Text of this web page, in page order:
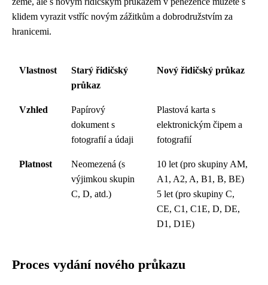
klidem vyrazit vstříc novým zážitkům a dobrodružstvím za
hranicemi.
Vlastnost
Starý řidičský
průkaz
Nový řidičský průkaz
Vzhled
Papírový
dokument s
fotografií a údaji
Plastová karta s
elektronickým čipem a
fotografií
Platnost
Neomezená (s
výjimkou skupin
C, D, atd.)
10 let (pro skupiny AM,
A1, A2, A, B1, B, BE)
5 let (pro skupiny C,
CE, C1, C1E, D, DE,
D1, D1E)
Proces vydání nového průkazu